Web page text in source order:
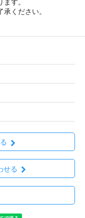
す。
ください。
せる